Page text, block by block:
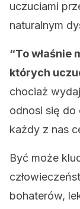
uczuciami
naturalnym
“To właśnie
których
chociaż
odnosi się do
każdy z nas
Być może
bohaterów,